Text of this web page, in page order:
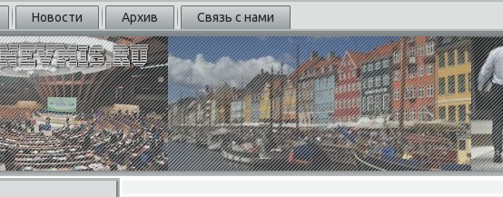
Новости Архив Связь с нами